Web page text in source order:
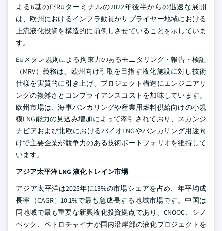
よる6基のFSRUターミナルの2022年後半からの迅速な展開
は、欧州におけるインフラ動員がサプライヤー地域における
上流液化投資を構造的に前倒しさせていることを示していま
す。
EUメタン規則による拘束力のあるモニタリング・報告・検証
（MRV）義務は、欧州向け引取を目指す液化施設に対し技術
仕様を実質的に引き上げ、プロジェクト構造にエンジニアリ
ングの複雑さとコンプライアンスコストを加味しています。
欧州市場は、海事バンカリングや産業用燃料供給向けの小規
模LNG能力の見込み増加によって牽引されており、スカンジ
ナビアおよび北欧におけるバイオLNGやバンカリング用途向
けで主要企業が競争力のある技術ポートフォリオを維持して
います。
アジア太平洋 LNG 液化トレイン市場
アジア太平洋は2025年に13%の市場シェアを占め、年平均成
長率（CAGR）10.1%で最も急成長する地域市場です。中国は
同地域で最も重要な新興液化投資拠点であり、CNOOC、シノ
ペック、ペトロチャイナが国内沿岸部の液化プロジェクトを